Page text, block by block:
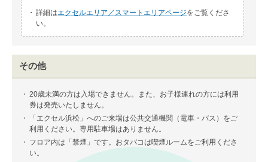
・ 詳細はエクセルエリア／スマートエリアページをご覧くださ
い。
その他
・ 20歳未満の方は入場できません。また、お子様連れの方には利用
券は発売いたしません。
・
「エクセル浜松」へのご来場は公共交通機関（電車・バス）をご
利用ください。専用駐車場はありません。
・ フロア内は「禁煙」です。おタバコは喫煙ルームをご利用くださ
い。